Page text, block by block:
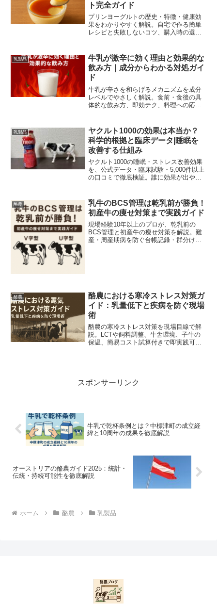
ト完全ガイド
プリンヨーグルトの歴史・特徴・健康効
果をわかりやすく解説。自宅で作る簡単
レシピと失敗しないコツ、購入時の選び
す。
乳製品
牛乳が激辛に効く理由と効果的な
飲み方｜成分からわかる対処ガイ
ド
牛乳が辛さを和らげるメカニズムを成分
レベルでやさしく解説。食前・食後の具
体的な飲み方、即効テク、料理への応
容を1ページにまとめました。すぐに試せ
るレシピやFAQも掲載しています。
乳製品
ヤクルト1000の効果は本当か？
科学的根拠と臨床データ|睡眠を
改善する仕組み
ヤクルト1000の睡眠・ストレス改善効果
を、公式データ・臨床試験・5,000件以上
の口コミで徹底検証。誰に効果が出やす
酪農
乳牛のBCS管理は乾乳前が勝負！
初産牛の痩せ対策まで実践ガイド
現場経験10年以上のプロが、乾乳前の
BCS管理と初産牛の痩せ対策を解説。難
産・周産期病を防ぐ台帳記録・群分け・
酪農
酪農における寒冷ストレス対策ガ
イド：乳量低下と疾病を防ぐ現場
術
酪農の寒冷ストレス対策を現場目線で解
説。LCTや飼料調整、牛舎環境、子牛の
保温、簡易コスト試算付きで即実践可
スポンサーリンク
牛乳で乾杯条例とは？中標津町の成立経
緯と10周年の成果を徹底解説
オーストリアの酪農ガイド2025：統計・
伝統・持続可能性を徹底解説
ホーム 酪農 乳製品